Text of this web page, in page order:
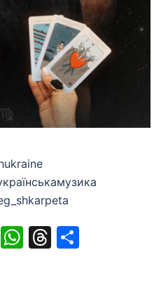
Bluesky
WhatsApp
Threads